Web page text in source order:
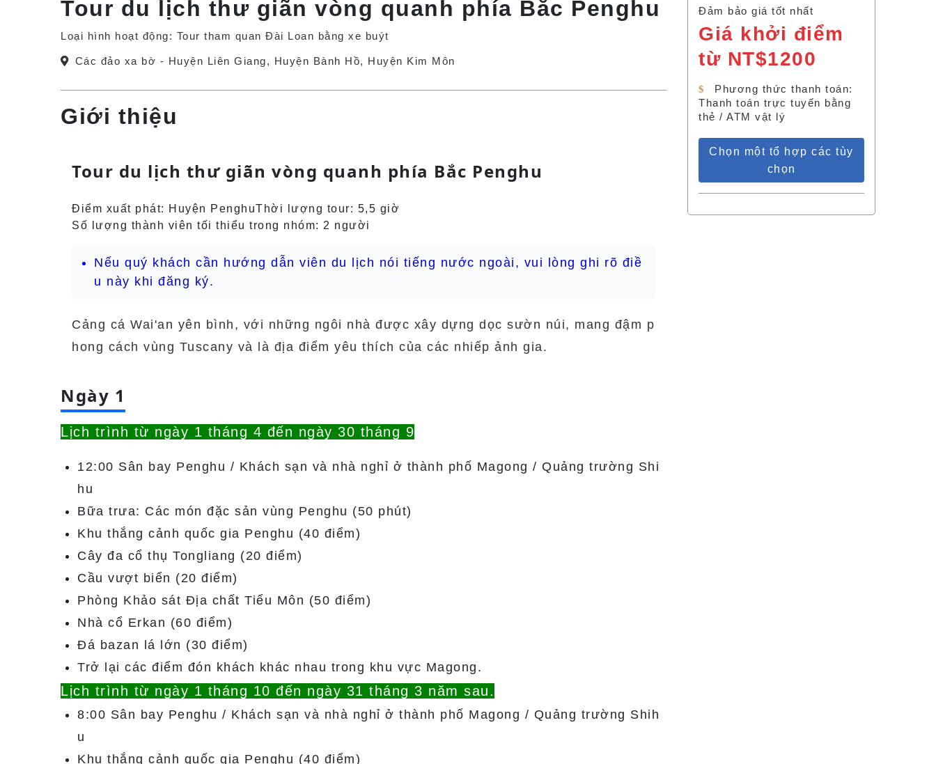
Tour du lịch thư giãn vòng quanh phía Bắc Penghu
Loại hình hoạt động: Tour tham quan Đài Loan bằng xe buýt
Các đảo xa bờ - Huyện Liên Giang, Huyện Bành Hồ, Huyện Kim Môn
Giới thiệu
Tour du lịch thư giãn vòng quanh phía Bắc Penghu
Điểm xuất phát: Huyện PenghuThời lượng tour: 5,5 giờ
Số lượng thành viên tối thiểu trong nhóm: 2 người
Nếu quý khách cần hướng dẫn viên du lịch nói tiếng nước ngoài, vui lòng ghi rõ điề
u này khi đăng ký.
Cảng cá Wai'an yên bình, với những ngôi nhà được xây dựng dọc sườn núi, mang đậm p
hong cách vùng Tuscany và là địa điểm yêu thích của các nhiếp ảnh gia.
Ngày 1
Lịch trình từ ngày 1 tháng 4 đến ngày 30 tháng 9
12:00 Sân bay Penghu / Khách sạn và nhà nghỉ ở thành phố Magong / Quảng trường Shi
hu
Bữa trưa: Các món đặc sản vùng Penghu (50 phút)
Khu thắng cảnh quốc gia Penghu (40 điểm)
Cây đa cổ thụ Tongliang (20 điểm)
Cầu vượt biển (20 điểm)
Phòng Khảo sát Địa chất Tiểu Môn (50 điểm)
Nhà cổ Erkan (60 điểm)
Đá bazan lá lớn (30 điểm)
Trở lại các điểm đón khách khác nhau trong khu vực Magong.
Lịch trình từ ngày 1 tháng 10 đến ngày 31 tháng 3 năm sau.
8:00 Sân bay Penghu / Khách sạn và nhà nghỉ ở thành phố Magong / Quảng trường Shih
u
Khu thắng cảnh quốc gia Penghu (40 điểm)
Đảm bảo giá tốt nhất
Giá khởi điểm
từ NT$1200
Phương thức thanh toán:
Thanh toán trực tuyến bằng
thẻ / ATM vật lý
Chọn một tổ hợp các tùy
chọn